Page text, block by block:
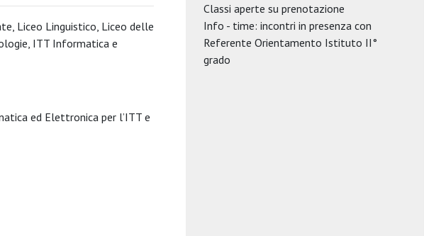
Liceo Linguistico, Liceo delle
ITT Informatica e
ed Elettronica per l’ITT e
Classi aperte su prenotazione
Info - time: incontri in presenza con
Referente Orientamento Istituto II°
grado